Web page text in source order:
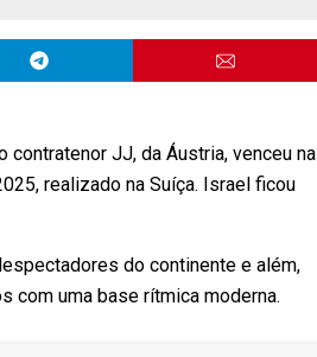
contratenor JJ, da Áustria, venceu na
realizado na Suíça. Israel ficou
do continente e além,
com uma base rítmica moderna.